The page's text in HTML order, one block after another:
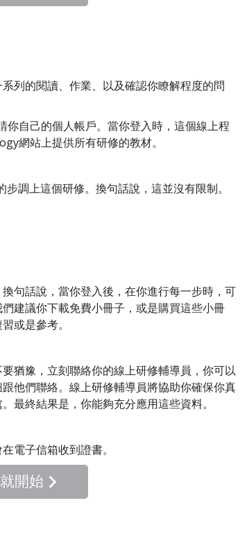
列的閱讀、作業、以及確認你瞭解程度的問
自己的個人帳戶。當你登入時，這個線上程
網站上提供所有研修的教材。
調上這個研修。換句話說，這並沒有限制。
句話說，當你登入後，在你進行每一步時，可
建議你下載免費小冊子，或是購買這些小冊
或是參考。
猶豫，立刻聯絡你的線上研修輔導員，你可以
跟他們聯絡。線上研修輔導員將協助你確保你真
最終結果是，你能夠充分應用這些資料。
電子信箱收到證書。
開始